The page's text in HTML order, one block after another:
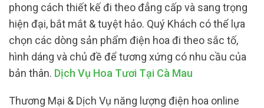
phong cách thiết kế đi theo đẳng cấp và sang trọng
hiện đại, bắt mắt & tuyệt hảo. Quý Khách có thể lựa
chọn các dòng sản phẩm điện hoa đi theo sắc tố,
hình dáng và chủ đề để tương xứng có nhu cầu của
bản thân. Dịch Vụ Hoa Tươi Tại Cà Mau
Thương Mại & Dịch Vụ năng lượng điện hoa online